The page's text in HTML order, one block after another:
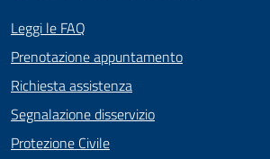
Leggi le FAQ
Prenotazione appuntamento
Richiesta assistenza
Segnalazione disservizio
Protezione Civile